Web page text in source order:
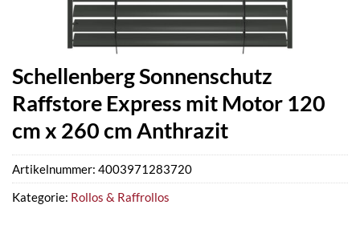
Schellenberg Sonnenschutz
Raffstore Express mit Motor 120
cm x 260 cm Anthrazit
Artikelnummer: 4003971283720
Kategorie: Rollos & Raffrollos